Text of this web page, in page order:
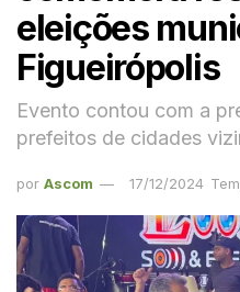
eleições
Figueirópolis
Evento contou com a
prefeitos de cidades
por Ascom 17/12/2024